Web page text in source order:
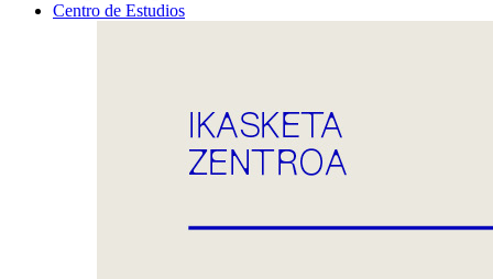
Centro de Estudios